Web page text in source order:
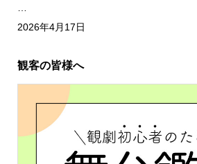
…
2026年4月17日
観客の皆様へ